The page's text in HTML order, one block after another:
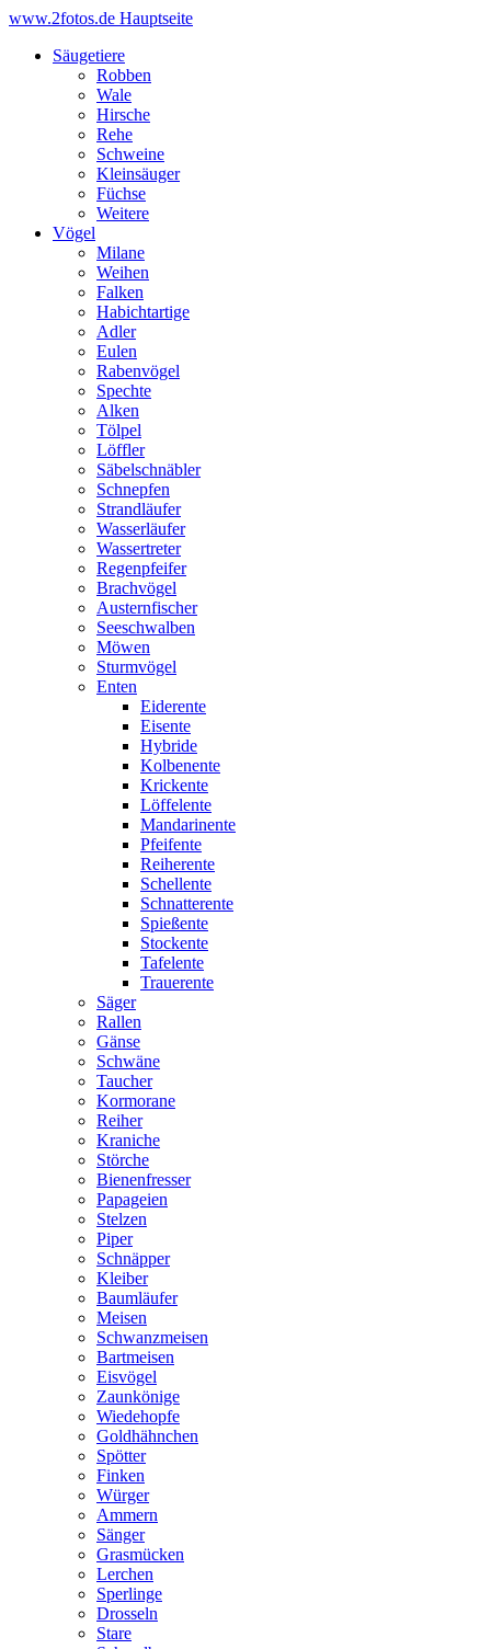
www.2fotos.de Hauptseite
Säugetiere
Robben
Wale
Hirsche
Rehe
Schweine
Kleinsäuger
Füchse
Weitere
Vögel
Milane
Weihen
Falken
Habichtartige
Adler
Eulen
Rabenvögel
Spechte
Alken
Tölpel
Löffler
Säbelschnäbler
Schnepfen
Strandläufer
Wasserläufer
Wassertreter
Regenpfeifer
Brachvögel
Austernfischer
Seeschwalben
Möwen
Sturmvögel
Enten
Eiderente
Eisente
Hybride
Kolbenente
Krickente
Löffelente
Mandarinente
Pfeifente
Reiherente
Schellente
Schnatterente
Spießente
Stockente
Tafelente
Trauerente
Säger
Rallen
Gänse
Schwäne
Taucher
Kormorane
Reiher
Kraniche
Störche
Bienenfresser
Papageien
Stelzen
Piper
Schnäpper
Kleiber
Baumläufer
Meisen
Schwanzmeisen
Bartmeisen
Eisvögel
Zaunkönige
Wiedehopfe
Goldhähnchen
Spötter
Finken
Würger
Ammern
Sänger
Grasmücken
Lerchen
Sperlinge
Drosseln
Stare